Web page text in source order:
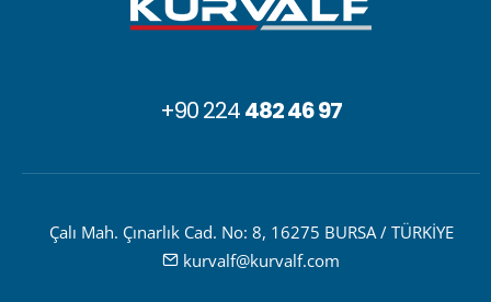
+90 224482 46 97
Çalı Mah. Çınarlık Cad. No: 8, 16275 BURSA / TÜRKİYE
kurvalf@kurvalf.com